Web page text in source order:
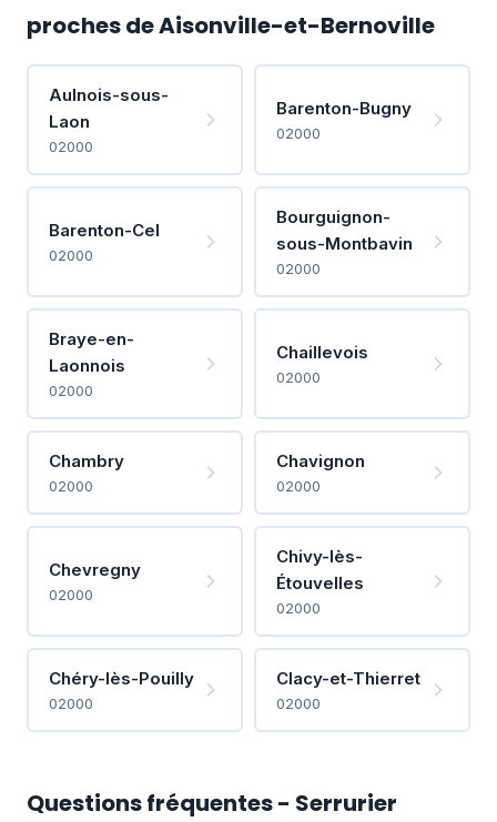
proches de Aisonville-et-Bernoville
Aulnois-sous-
Laon
02000
Barenton-Bugny
02000
Barenton-Cel
02000
Bourguignon-
sous-Montbavin
02000
Braye-en-
Laonnois
02000
Chaillevois
02000
Chambry
02000
Chavignon
02000
Chevregny
02000
Chivy-lès-
Étouvelles
02000
Chéry-lès-Pouilly
02000
Clacy-et-Thierret
02000
Questions fréquentes - Serrurier